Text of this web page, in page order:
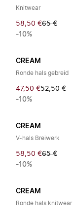
Knitwear
58,50 €65 €
-10%
CREAM
Ronde hals gebreid
47,50 €52,50 €
-10%
CREAM
V-hals Breiwerk
58,50 €65 €
-10%
CREAM
Ronde hals knitwear